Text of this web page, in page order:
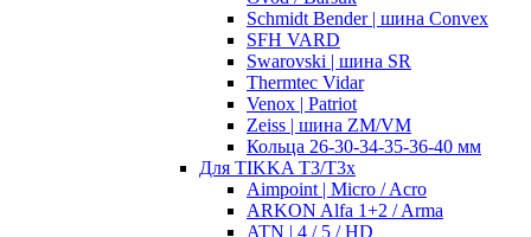
Schmidt Bender | шина Convex
SFH VARD
Swarovski | шина SR
Thermtec Vidar
Venox | Patriot
Zeiss | шина ZM/VM
Кольца 26-30-34-35-36-40 мм
Для TIKKA T3/T3x
Aimpoint | Micro / Acro
ARKON Alfa 1+2 / Arma
ATN | 4 / 5 / HD